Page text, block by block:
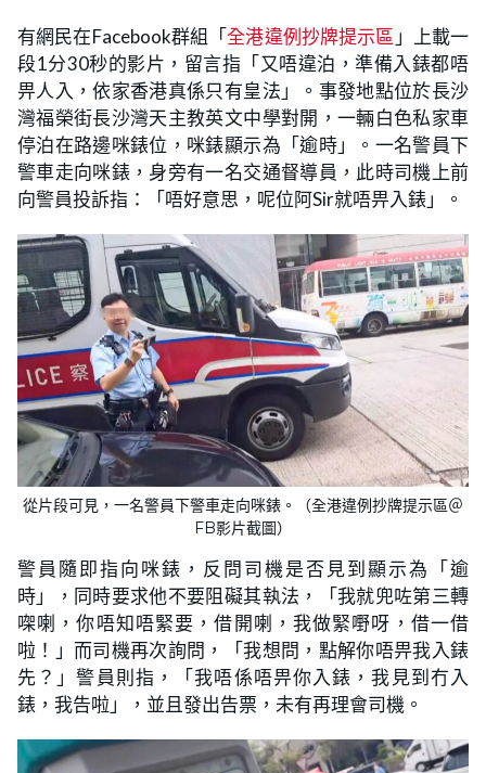
有網民在Facebook群組「全港違例抄牌提示區 」上載一
段1分30秒的影片，留言指「又唔違泊，準備入錶都唔
畀人入，依家香港真係只有皇法」。事發地點位於長沙
灣福榮街長沙灣天主教英文中學對開，一輛白色私家車
停泊在路邊咪錶位，咪錶顯示為「逾時」。一名警員下
警車走向咪錶，身旁有一名交通督導員，此時司機上前
向警員投訴指：「唔好意思，呢位阿Sir就唔畀入錶」。
從片段可見，一名警員下警車走向咪錶。（全港違例抄牌提示區＠
FB影片截圖）
警員隨即指向咪錶，反問司機是否見到顯示為「逾
時」，同時要求他不要阻礙其執法，「我就兜咗第三轉
㗎喇，你唔知唔緊要，借開喇，我做緊嘢呀，借一借
啦！」而司機再次詢問，「我想問，點解你唔畀我入錶
先？」警員則指，「我唔係唔畀你入錶，我見到冇入
錶，我告啦」，並且發出告票，未有再理會司機。